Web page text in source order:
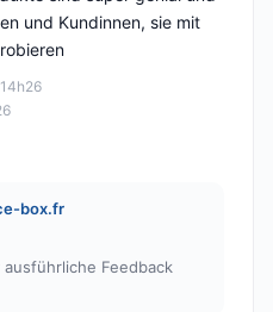
und Kundinnen, sie mit
box.fr
Feedback